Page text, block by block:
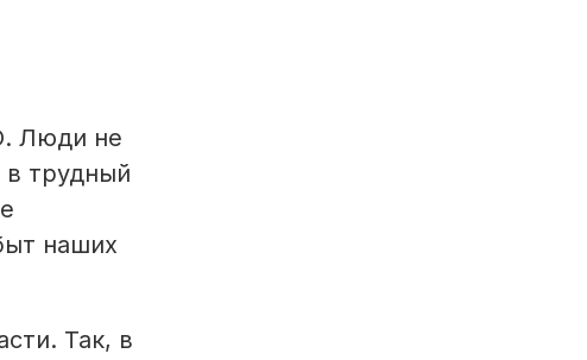
Люди не
трудный
наших
Так, в